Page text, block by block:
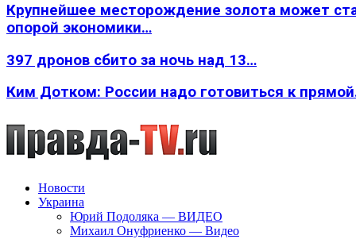
Крупнейшее месторождение золота может
опорой экономики…
397 дронов сбито за ночь над 13…
Ким Дотком: России надо готовиться к
Новости
Украина
Юрий Подоляка — ВИДЕО
Михаил Онуфриенко — Видео